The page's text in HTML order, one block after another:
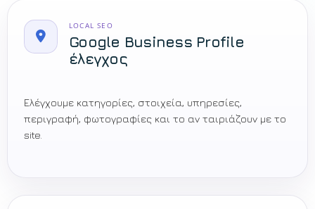
LOCAL SEO
Google Business Profile
έλεγχος
Ελέγχουμε κατηγορίες, στοιχεία, υπηρεσίες,
περιγραφή, φωτογραφίες και το αν ταιριάζουν με το
site.